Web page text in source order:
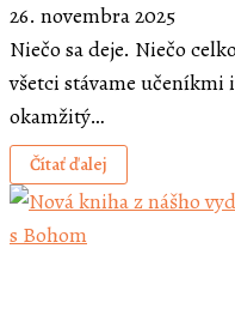
26. novembra 2025
Niečo sa deje. Niečo
všetci stávame
okamžitý…
Čítať ďalej